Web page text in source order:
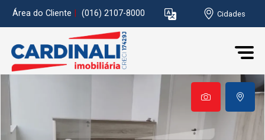
Área do Cliente (016) 2107-8000 Cidades